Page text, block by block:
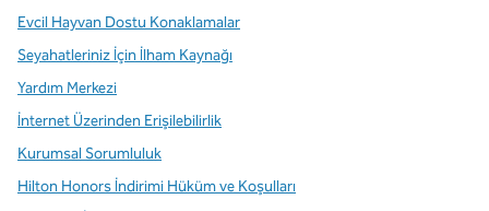
Evcil Hayvan Dostu Konaklamalar
Seyahatleriniz İçin İlham Kaynağı
Yardım Merkezi
İnternet Üzerinden Erişilebilirlik
Kurumsal Sorumluluk
Hilton Honors İndirimi Hüküm ve Koşulları